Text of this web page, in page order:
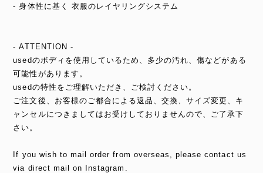
- 身体性に基く 衣服のレイヤリングシステム
- ATTENTION -
usedのボディを使用しているため、多少の汚れ、傷などがある
可能性があります。
usedの特性をご理解いただき、ご検討ください。
ご注文後、お客様のご都合による返品、交換、サイズ変更、キ
ャンセルにつきましてはお受けしておりませんので、ご了承下
さい。
If you wish to mail order from overseas, please contact us
via direct mail on Instagram.